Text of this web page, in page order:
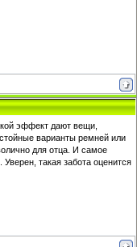
эффект дают вещи,
варианты ремней или
для отца. И самое
такая забота оценится